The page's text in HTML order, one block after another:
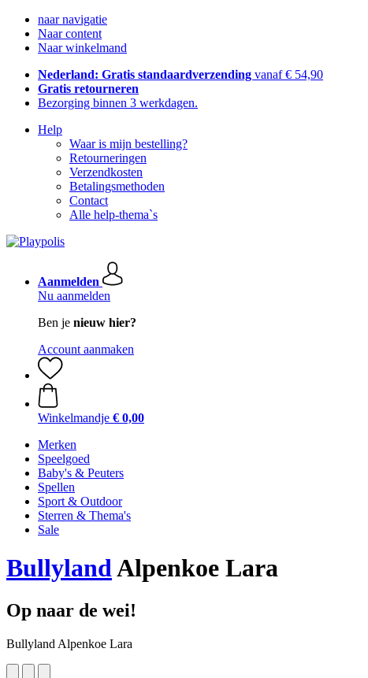
naar navigatie
Naar content
Naar winkelmand
Nederland: Gratis standaardverzending vanaf € 54,90
Gratis retourneren
Bezorging binnen 3 werkdagen.
Help
Waar is mijn bestelling?
Retourneringen
Verzendkosten
Betalingsmethoden
Contact
Alle help-thema`s
Aanmelden
Nu aanmelden
Ben je nieuw hier?
Account aanmaken
Winkelmandje € 0,00
Merken
Speelgoed
Baby's & Peuters
Spellen
Sport & Outdoor
Sterren & Thema's
Sale
BullylandAlpenkoe Lara
Op naar de wei!
Bullyland Alpenkoe Lara